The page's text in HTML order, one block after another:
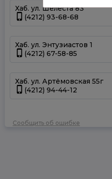
Хаб. ул. Шелеста 83
(4212) 93-68-68
Хаб. ул. Энтузиастов 1
(4212) 67-58-85
Хаб. ул. Артёмовская 55г
(4212) 94-44-12
Сообщить об ошибке